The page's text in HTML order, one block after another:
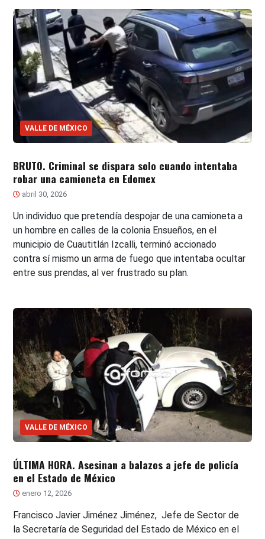
VALLE DE MÉXICO
BRUTO. Criminal se dispara solo cuando intentaba
robar una camioneta en Edomex
abril 30, 2026
Un individuo que pretendía despojar de una camioneta a
un hombre en calles de la colonia Ensueños, en el
municipio de Cuautitlán Izcalli, terminó accionado
contra sí mismo un arma de fuego que intentaba ocultar
entre sus prendas, al ver frustrado su plan.
VALLE DE MÉXICO
ÚLTIMA HORA. Asesinan a balazos a jefe de policía
en el Estado de México
enero 12, 2026
Francisco Javier Jiménez Jiménez, Jefe de Sector de
la Secretaría de Seguridad del Estado de México en el